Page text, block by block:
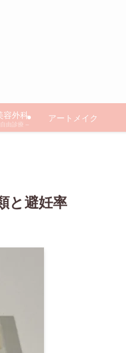
容外科
由診療 –
アートメイク
と避妊率